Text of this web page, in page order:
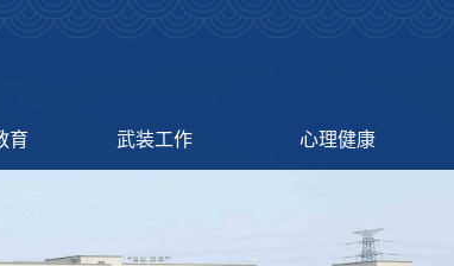
育 武装工作 心理健康